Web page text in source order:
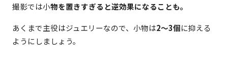
撮影では小物を置きすぎると逆効果になることも。
あくまで主役はジュエリーなので、小物は2〜3個に抑える
ようにしましょう。